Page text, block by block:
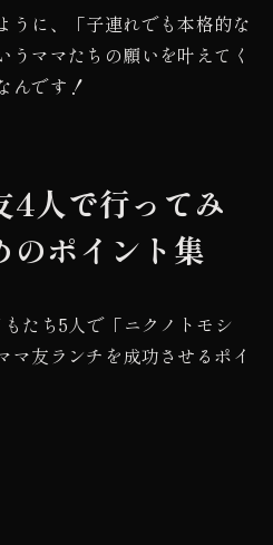
うに、「子連れでも本格的な
うママたちの願いを叶えてく
んです！
4人で行ってみ
のポイント集
たち5人で「ニクノトモシ
マ友ランチを成功させるポイ